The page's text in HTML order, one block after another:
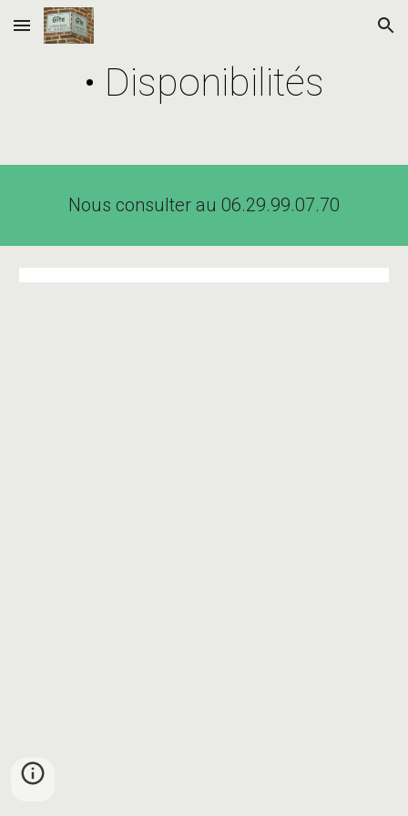
Skip to main content Skip to navigation
• Disponibilités
Nous consulter au 06.29.99.07.70